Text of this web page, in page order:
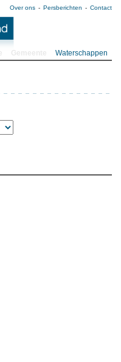
Over ons Persberichten Contact
Waterschappen